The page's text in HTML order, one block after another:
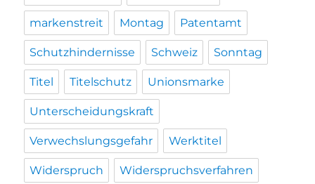
markenstreit Montag Patentamt
Schutzhindernisse Schweiz Sonntag
Titel Titelschutz Unionsmarke
Unterscheidungskraft
Verwechslungsgefahr Werktitel
Widerspruch Widerspruchsverfahren